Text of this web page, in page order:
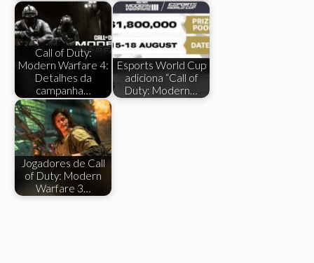
Call of Duty:
Modern Warfare 4:
Detalhes da
campanha…
Esports World Cup
adiciona “Call of
Duty: Modern…
Jogadores de Call
of Duty: Modern
Warfare 3…